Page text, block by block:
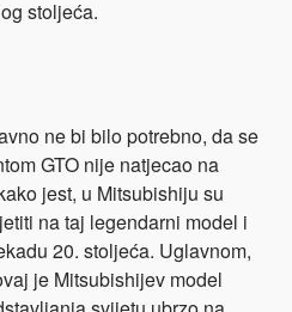
stoljeća.
ne bi bilo potrebno, da se
GTO nije natjecao na
jest, u Mitsubishiju su
na taj legendarni model i
20. stoljeća. Uglavnom,
je Mitsubishijev model